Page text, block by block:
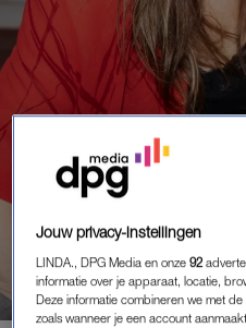
Jouw privacy-instellingen
LINDA., DPG Media en onze92
informatie over je apparaat, locatie,
Deze informatie combineren we met
zoals wanneer je een account